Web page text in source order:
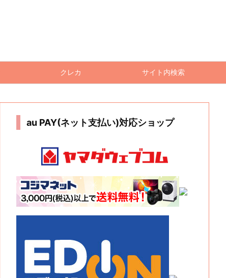
クレカ サイト内検索
au PAY(ネット支払い)対応ショップ